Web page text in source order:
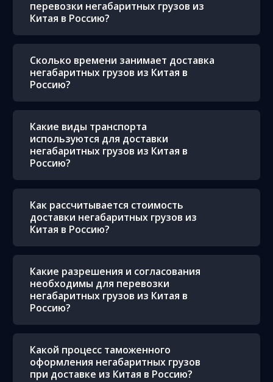
перевозки негабаритных грузов из
Китая в Россию?
Сколько времени занимает доставка
негабаритных грузов из Китая в
Россию?
Какие виды транспорта
используются для доставки
негабаритных грузов из Китая в
Россию?
Как рассчитывается стоимость
доставки негабаритных грузов из
Китая в Россию?
Какие разрешения и согласования
необходимы для перевозки
негабаритных грузов из Китая в
Россию?
Какой процесс таможенного
оформления негабаритных грузов
при доставке из Китая в Россию?